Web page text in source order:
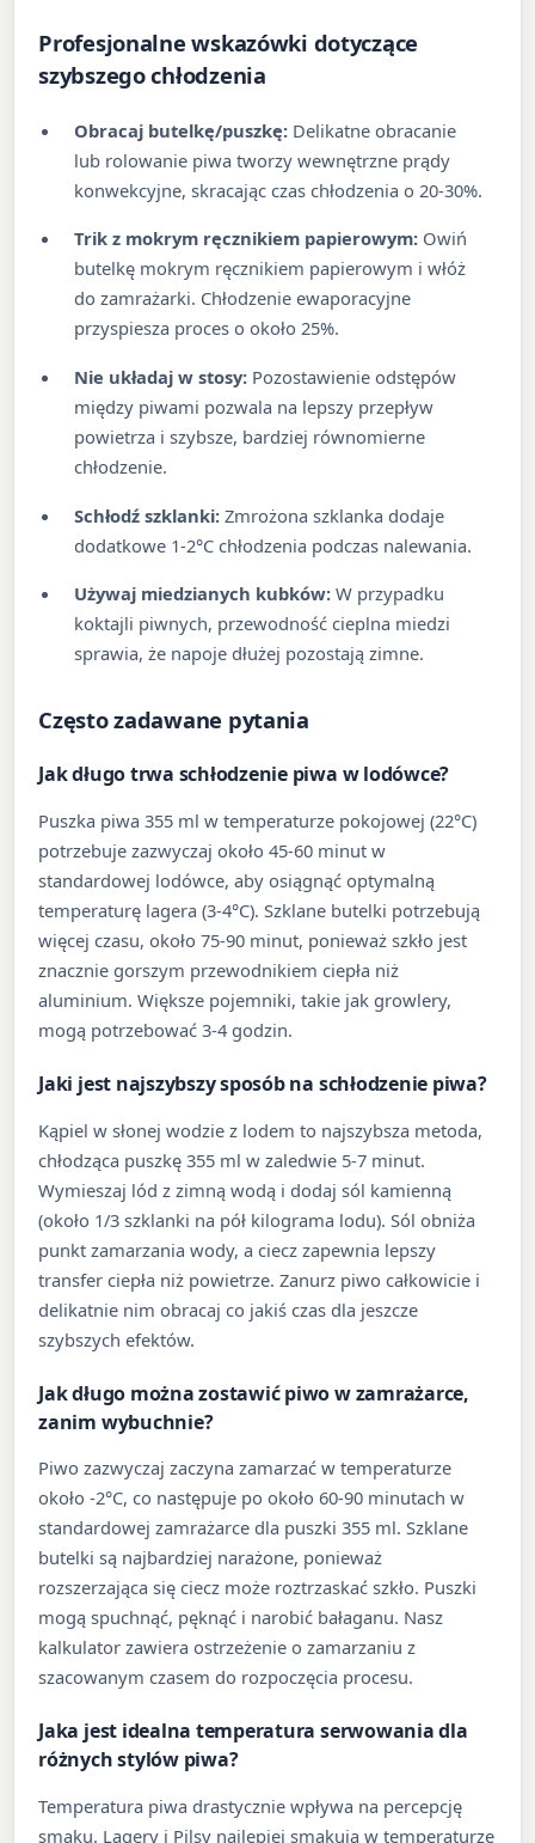
Profesjonalne wskazówki dotyczące
szybszego chłodzenia
Obracaj butelkę/puszkę: Delikatne obracanie
lub rolowanie piwa tworzy wewnętrzne prądy
konwekcyjne, skracając czas chłodzenia o 20-30%.
Trik z mokrym ręcznikiem papierowym: Owiń
butelkę mokrym ręcznikiem papierowym i włóż
do zamrażarki. Chłodzenie ewaporacyjne
przyspiesza proces o około 25%.
Nie układaj w stosy: Pozostawienie odstępów
między piwami pozwala na lepszy przepływ
powietrza i szybsze, bardziej równomierne
chłodzenie.
Schłodź szklanki: Zmrożona szklanka dodaje
dodatkowe 1-2°C chłodzenia podczas nalewania.
Używaj miedzianych kubków: W przypadku
koktajli piwnych, przewodność cieplna miedzi
sprawia, że napoje dłużej pozostają zimne.
Często zadawane pytania
Jak długo trwa schłodzenie piwa w lodówce?
Puszka piwa 355 ml w temperaturze pokojowej (22°C)
potrzebuje zazwyczaj około 45-60 minut w
standardowej lodówce, aby osiągnąć optymalną
temperaturę lagera (3-4°C). Szklane butelki potrzebują
więcej czasu, około 75-90 minut, ponieważ szkło jest
znacznie gorszym przewodnikiem ciepła niż
aluminium. Większe pojemniki, takie jak growlery,
mogą potrzebować 3-4 godzin.
Jaki jest najszybszy sposób na schłodzenie piwa?
Kąpiel w słonej wodzie z lodem to najszybsza metoda,
chłodząca puszkę 355 ml w zaledwie 5-7 minut.
Wymieszaj lód z zimną wodą i dodaj sól kamienną
(około 1/3 szklanki na pół kilograma lodu). Sól obniża
punkt zamarzania wody, a ciecz zapewnia lepszy
transfer ciepła niż powietrze. Zanurz piwo całkowicie i
delikatnie nim obracaj co jakiś czas dla jeszcze
szybszych efektów.
Jak długo można zostawić piwo w zamrażarce,
zanim wybuchnie?
Piwo zazwyczaj zaczyna zamarzać w temperaturze
około -2°C, co następuje po około 60-90 minutach w
standardowej zamrażarce dla puszki 355 ml. Szklane
butelki są najbardziej narażone, ponieważ
rozszerzająca się ciecz może roztrzaskać szkło. Puszki
mogą spuchnąć, pęknąć i narobić bałaganu. Nasz
kalkulator zawiera ostrzeżenie o zamarzaniu z
szacowanym czasem do rozpoczęcia procesu.
Jaka jest idealna temperatura serwowania dla
różnych stylów piwa?
Temperatura piwa drastycznie wpływa na percepcję
smaku. Lagery i Pilsy najlepiej smakują w temperaturze